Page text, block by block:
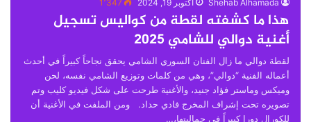
Shehab Alhamada أكتوبر 19, 2024 1٬347
هذا ما كشفته لقطة من كواليس تسجيل
أغنية دوالي للشامي 2025
لقطة دوالي ما زال الفنان السوري الشامي يحقق نجاحاً كبيراً في أحدث
أعماله الفنية “دوالي”، وهي من كلمات وتوزيع الشامي نفسه، لحن
وميكس وماستر فؤاد جنيد، والأغنية طرحت على شكل فيديو كليب وتم
تصويره تحت إشراف المخرج فادي حداد. ومن الملفت في الأغنية أن
للكورال دورا كبيراً في جماليتها،…